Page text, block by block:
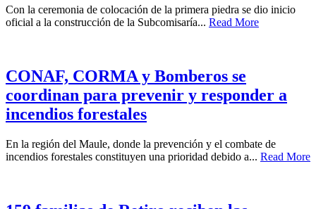
Con la ceremonia de colocación de la primera piedra se dio inicio
oficial a la construcción de la Subcomisaría... Read More
CONAF, CORMA y Bomberos se
coordinan para prevenir y responder a
incendios forestales
En la región del Maule, donde la prevención y el combate de
incendios forestales constituyen una prioridad debido a... Read More